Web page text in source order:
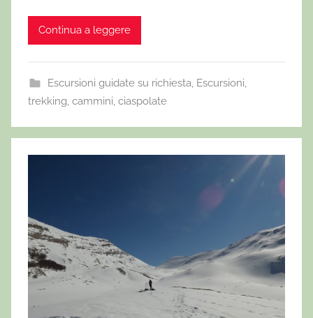
Continua a leggere
Escursioni guidate su richiesta Escursioni,
trekking, cammini, ciaspolate